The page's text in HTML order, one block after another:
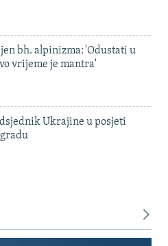
bh. alpinizma: 'Odustati u
vrijeme je mantra'
Ukrajine u posjeti